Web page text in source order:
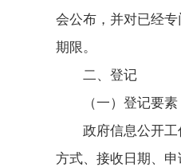
会公布，并对已经
期限。
二、登记
（一）登记要素
政府信息公开
方式、接收日期、